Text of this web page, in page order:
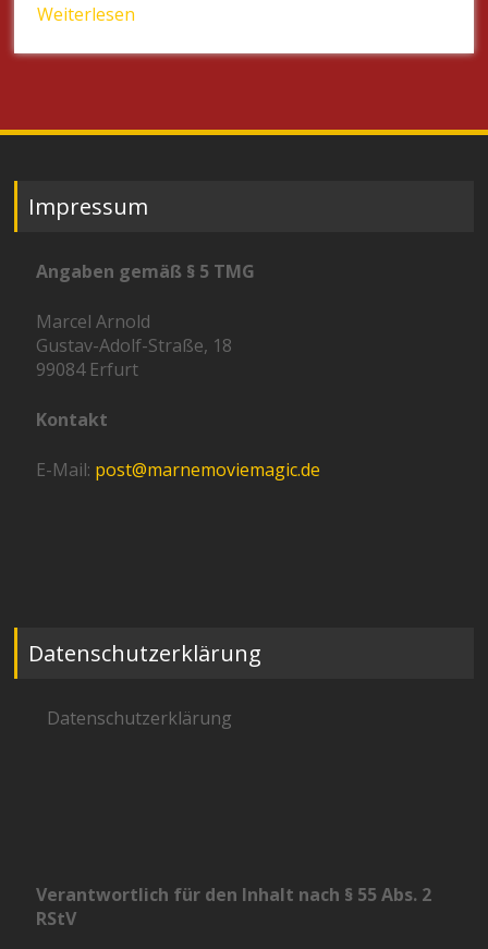
Weiterlesen
Impressum
Angaben gemäß § 5 TMG
Marcel Arnold
Gustav-Adolf-Straße, 18
99084 Erfurt
Kontakt
E-Mail: post@marnemoviemagic.de
Datenschutzerklärung
Datenschutzerklärung
Verantwortlich für den Inhalt nach § 55 Abs. 2
RStV